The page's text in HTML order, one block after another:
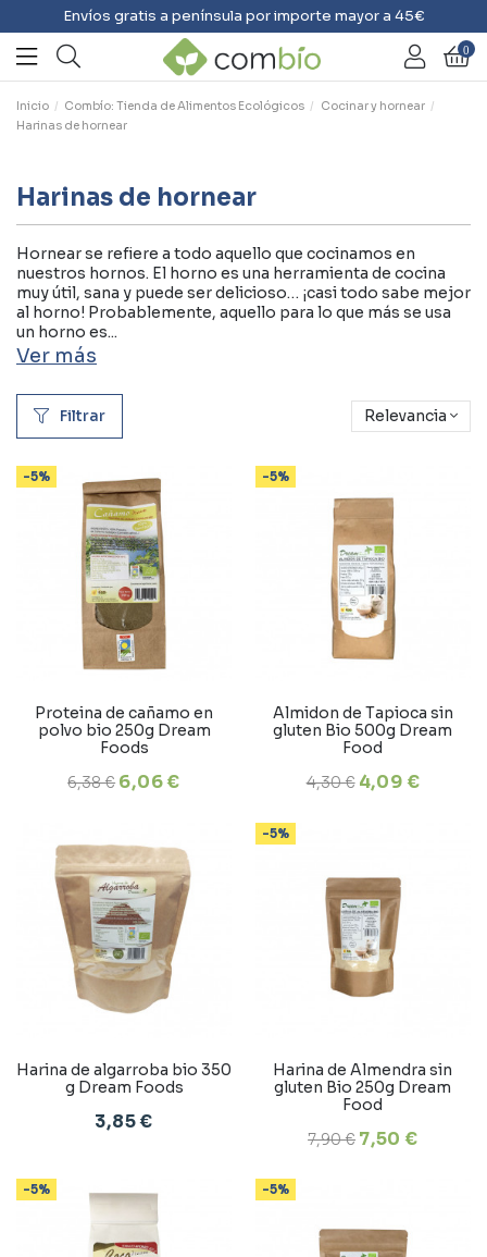
Envíos gratis a península por importe mayor a 45€
0
Inicio Combío: Tienda de Alimentos Ecológicos
Cocinar y hornear
Harinas de hornear
Harinas de hornear
Hornear se refiere a todo aquello que cocinamos en
nuestros hornos. El horno es una herramienta de cocina
muy útil, sana y puede ser delicioso… ¡casi todo sabe mejor
al horno! Probablemente, aquello para lo que más se usa
un horno es...
Ver más
Filtrar Relevancia
-5%
Proteina de cañamo en
polvo bio 250g Dream
Foods
6,38 € 6,06 €
-5%
Almidon de Tapioca sin
gluten Bio 500g Dream
Food
4,30 € 4,09 €
Harina de algarroba bio 350
g Dream Foods
3,85 €
-5%
Harina de Almendra sin
gluten Bio 250g Dream
Food
7,90 € 7,50 €
-5% -5%